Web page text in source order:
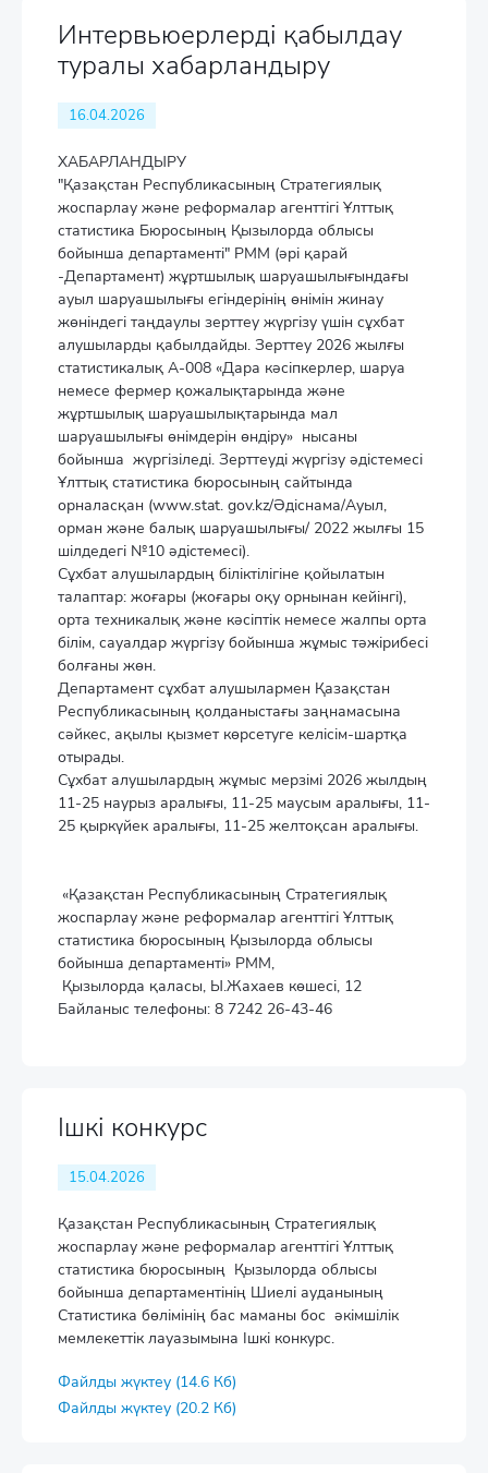
Интервьюерлерді қабылдау
туралы хабарландыру
16.04.2026
ХАБАРЛАНДЫРУ
"Қазақстан Республикасының Стратегиялық
жоспарлау және реформалар агенттігі Ұлттық
статистика Бюросының Қызылорда облысы
бойынша департаменті" РММ (әрі қарай
-Департамент) жұртшылық шаруашылығындағы
ауыл шаруашылығы егіндерінің өнімін жинау
жөніндегі таңдаулы зерттеу жүргізу үшін сұхбат
алушыларды қабылдайды. Зерттеу 2026 жылғы
статистикалық А-008 «Дара кәсіпкерлер, шаруа
немесе фермер қожалықтарында және
жұртшылық шаруашылықтарында мал
шаруашылығы өнімдерін өндіру» нысаны
бойынша жүргізіледі. Зерттеуді жүргізу әдістемесі
Ұлттық статистика бюросының сайтында
орналасқан (www.stat. gov.kz/Әдіснама/Ауыл,
орман және балық шаруашылығы/ 2022 жылғы 15
шілдедегі №10 әдістемесі).
Сұхбат алушылардың біліктілігіне қойылатын
талаптар: жоғары (жоғары оқу орнынан кейінгі),
орта техникалық және кәсіптік немесе жалпы орта
білім, сауалдар жүргізу бойынша жұмыс тәжірибесі
болғаны жөн.
Департамент сұхбат алушылармен Қазақстан
Республикасының қолданыстағы заңнамасына
сәйкес, ақылы қызмет көрсетуге келісім-шартқа
отырады.
Сұхбат алушылардың жұмыс мерзімі 2026 жылдың
11-25 наурыз аралығы, 11-25 маусым аралығы, 11-
25 қыркүйек аралығы, 11-25 желтоқсан аралығы.
«Қазақстан Республикасының Стратегиялық
жоспарлау және реформалар агенттігі Ұлттық
статистика бюросының Қызылорда облысы
бойынша департаменті» РММ,
Қызылорда қаласы, Ы.Жахаев көшесі, 12
Байланыс телефоны: 8 7242 26-43-46
Ішкі конкурс
15.04.2026
Қазақстан Республикасының Стратегиялық
жоспарлау және реформалар агенттігі Ұлттық
статистика бюросының Қызылорда облысы
бойынша департаментінің Шиелі ауданының
Статистика бөлімінің бас маманы бос әкімшілік
мемлекеттік лауазымына Ішкі конкурс.
Файлды жүктеу (14.6 Кб)
Файлды жүктеу (20.2 Кб)